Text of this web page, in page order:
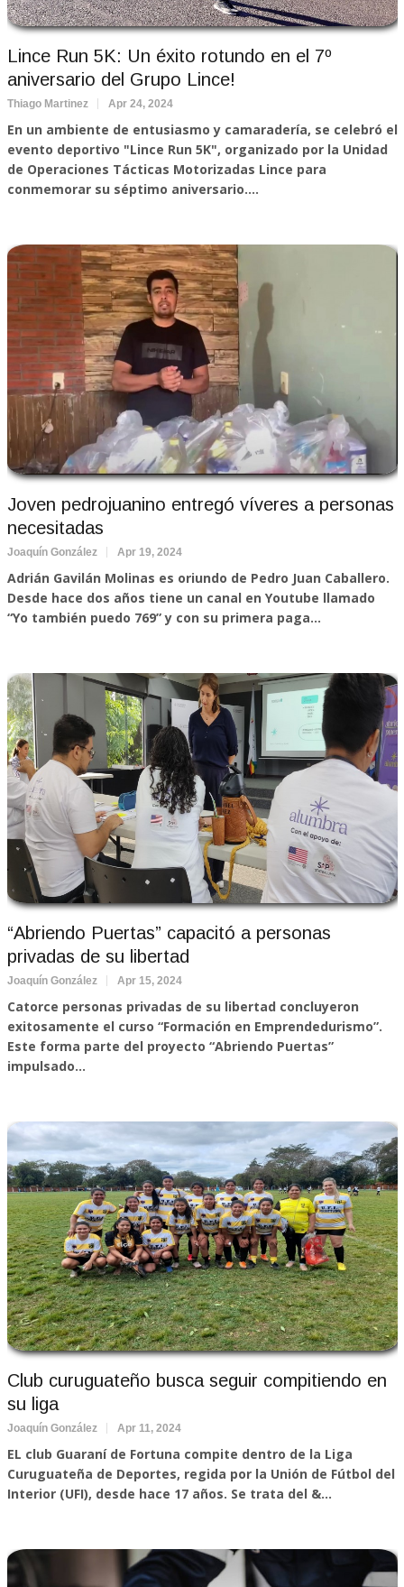
Lince Run 5K: Un éxito rotundo en el 7º
aniversario del Grupo Lince!
Thiago Martinez Apr 24, 2024
En un ambiente de entusiasmo y camaradería, se celebró el
evento deportivo "Lince Run 5K", organizado por la Unidad
de Operaciones Tácticas Motorizadas Lince para
conmemorar su séptimo aniversario....
Joven pedrojuanino entregó víveres a personas
necesitadas
Joaquín González Apr 19, 2024
Adrián Gavilán Molinas es oriundo de Pedro Juan Caballero.
Desde hace dos años tiene un canal en Youtube llamado
“Yo también puedo 769” y con su primera paga...
“Abriendo Puertas” capacitó a personas
privadas de su libertad
Joaquín González Apr 15, 2024
Catorce personas privadas de su libertad concluyeron
exitosamente el curso “Formación en Emprendedurismo”.
Este forma parte del proyecto “Abriendo Puertas”
impulsado...
Club curuguateño busca seguir compitiendo en
su liga
Joaquín González Apr 11, 2024
EL club Guaraní de Fortuna compite dentro de la Liga
Curuguateña de Deportes, regida por la Unión de Fútbol del
Interior (UFI), desde hace 17 años. Se trata del &...